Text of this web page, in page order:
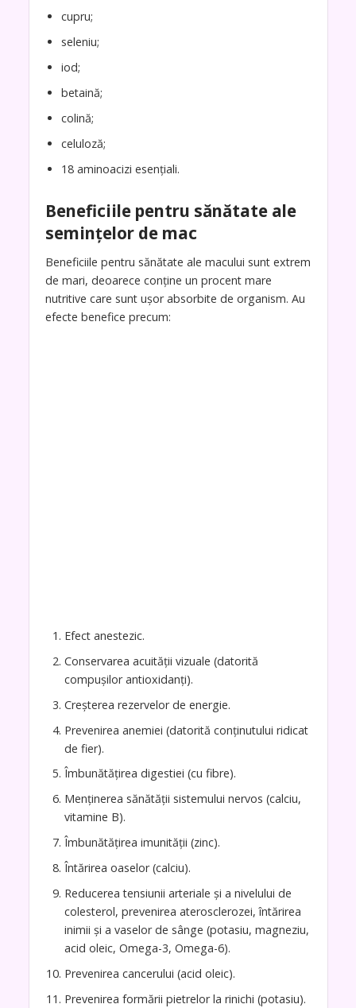
cupru;
seleniu;
iod;
betaină;
colină;
celuloză;
18 aminoacizi esențiali.
Beneficiile pentru sănătate ale
semințelor de mac
Beneficiile pentru sănătate ale macului sunt extrem
de mari, deoarece conține un procent mare
nutritive care sunt ușor absorbite de organism. Au
efecte benefice precum:
Efect anestezic.
Conservarea acuității vizuale (datorită
compușilor antioxidanți).
Creșterea rezervelor de energie.
Prevenirea anemiei (datorită conținutului ridicat
de fier).
Îmbunătățirea digestiei (cu fibre).
Menținerea sănătății sistemului nervos (calciu,
vitamine B).
Îmbunătățirea imunității (zinc).
Întărirea oaselor (calciu).
Reducerea tensiunii arteriale și a nivelului de
colesterol, prevenirea aterosclerozei, întărirea
inimii și a vaselor de sânge (potasiu, magneziu,
acid oleic, Omega-3, Omega-6).
Prevenirea cancerului (acid oleic).
Prevenirea formării pietrelor la rinichi (potasiu).